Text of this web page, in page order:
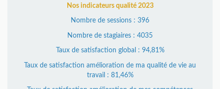
Nos indicateurs qualité 2023
Nombre de sessions : 396
Nombre de stagiaires : 4035
Taux de satisfaction global : 94,81%
Taux de satisfaction amélioration de ma qualité de vie au
travail : 81,46%